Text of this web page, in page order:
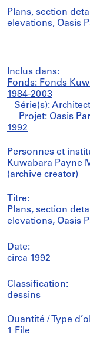
Plans, section
elevations, Oasis
Inclus dans:
Fonds: Fonds
1984-2003
Série(s):
Projet: Oasis
1992
Personnes et
Kuwabara Payne
(archive creator)
Titre:
Plans, section
elevations, Oasis
Date:
circa 1992
Classification:
dessins
Quantité / Type
1 File